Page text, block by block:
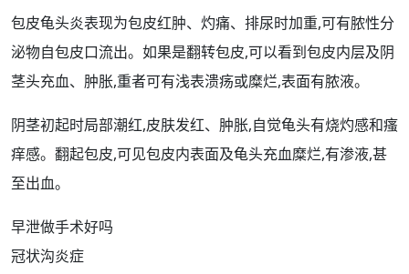
包皮龟头炎表现为包皮红肿、灼痛、 排尿时加重,可有脓性分
泌物自包皮口流出。如果是翻转包皮,可以看到包皮内层及阴
茎头充血、肿胀,重者可有浅表溃疡或糜烂,表面有脓液。
阴茎初起时局部潮红,皮肤发红、肿胀,自觉龟头有烧灼感和瘙
痒感。翻起包皮,可见包皮内表面及龟头充血糜烂,有渗液,甚
至出血。
早泄做手术好吗
冠状沟炎症